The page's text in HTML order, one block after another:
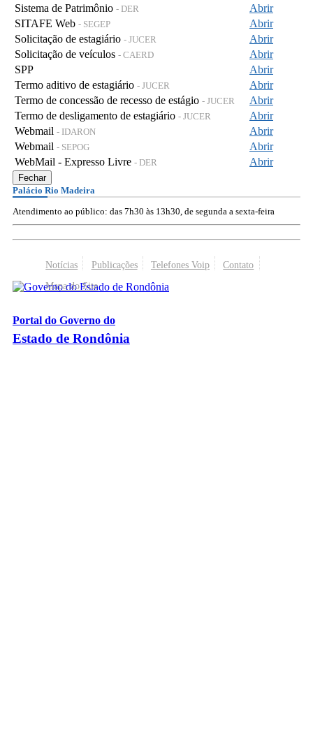
Sistema de Patrimônio - DER
Abrir
SITAFE Web - SEGEP
Abrir
Solicitação de estagiário - JUCER
Abrir
Solicitação de veículos - CAERD
Abrir
SPP
Abrir
Termo aditivo de estagiário - JUCER
Abrir
Termo de concessão de recesso de estágio - JUCER
Abrir
Termo de desligamento de estagiário - JUCER
Abrir
Webmail - IDARON
Abrir
Webmail - SEPOG
Abrir
WebMail - Expresso Livre - DER Abrir
Fechar
Palácio Rio Madeira
Atendimento ao público: das 7h30 às 13h30, de segunda a sexta-feira
Notícias Publicações Telefones Voip
Contato
Mapa do Site
Portal do Governo do
Estado de Rondônia